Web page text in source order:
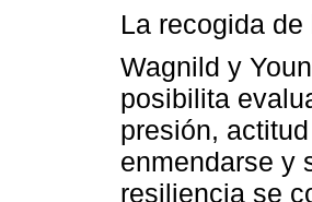
La recogida
Wagnild y
posibilita
presión,
enmendarse y
resiliencia se